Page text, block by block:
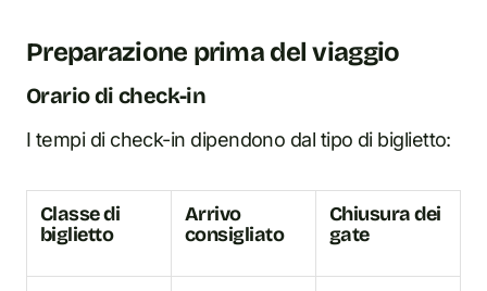
Preparazione prima del viaggio
Orario di check-in
I tempi di check-in dipendono dal tipo di biglietto:
Classe di
biglietto
Arrivo
consigliato
Chiusura dei
gate